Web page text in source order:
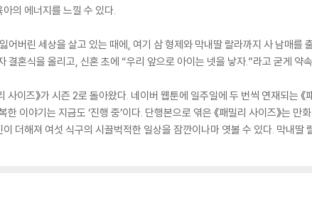
의 에너지를 느낄 수 있다.
버린 세상을 살고 있는 때에, 여기 삼 형제와 막내딸 랄라까지 사 남매를
혼식을 올리고, 신혼 초에 “우리 앞으로 아이는 넷을 낳자.”라고 굳게 약
이즈》가 시즌 2로 돌아왔다. 네이버 웹툰에 일주일에 두 번씩 연재되는 《
이야기는 지금도 ‘진행 중’이다. 단행본으로 엮은 《패밀리 사이즈》는 만
더해져 여섯 식구의 시끌벅적한 일상을 잠깐이나마 엿볼 수 있다. 막내딸